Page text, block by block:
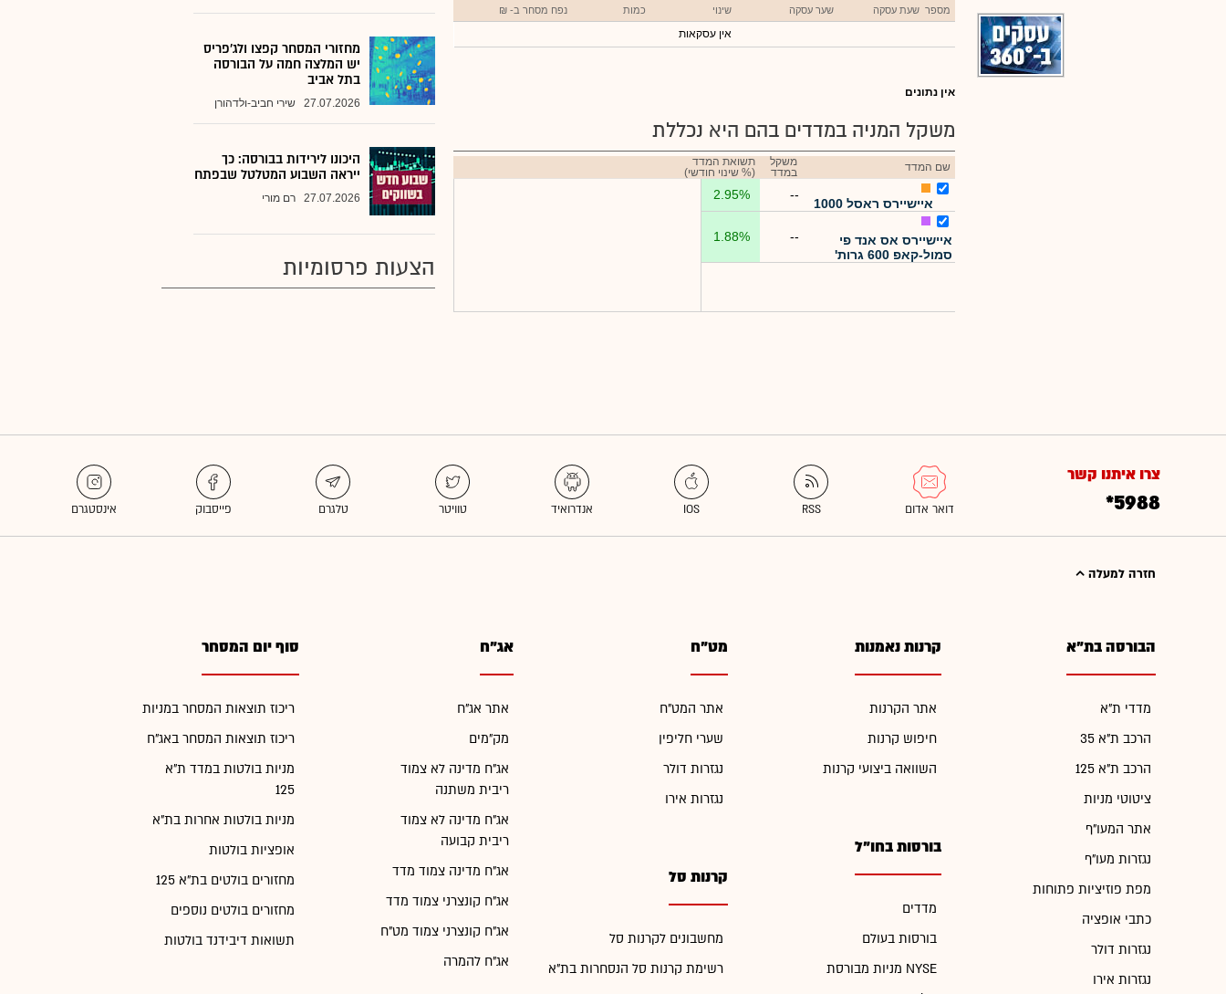
מספר שעת עסקה שער עסקה שינוי כמות נפח מסחר ב- ₪
אין עסקאות
אין נתונים
משקל המניה במדדים בהם היא נכללת
שם המדד
משקל
במדד
תשואת המדד
(% שינוי חודשי)
איישיירס ראסל 1000
--
2.95%
איישיירס אס אנד פי
סמול-קאפ 600 גרות'
--
1.88%
מחזורי המסחר קפצו ולג'פריס
יש המלצה חמה על הבורסה
בתל אביב
27.07.2026 שירי חביב-ולדהורן
היכונו לירידות בבורסה: כך
ייראה השבוע המטלטל שבפתח
27.07.2026 רם מורי
הצעות פרסומיות
צרו איתנו קשר
*5988
חזרה למעלה
הבורסה בת"א
מדדי ת"א
הרכב ת"א 35
הרכב ת"א 125
ציטוטי מניות
אתר המעו"ף
נגזרות מעו"ף
מפת פוזיציות פתוחות
כתבי אופציה
נגזרות דולר
נגזרות אירו
קרנות נאמנות
אתר הקרנות
חיפוש קרנות
השוואה ביצועי קרנות
בורסות בחו"ל
מדדים
בורסות בעולם
מניות מבורסת NYSE
מט"ח
אתר המט"ח
שערי חליפין
נגזרות דולר
נגזרות אירו
קרנות סל
מחשבונים לקרנות סל
רשימת קרנות סל הנסחרות בת"א
אג"ח
אתר אג"ח
מק"מים
אג"ח מדינה לא צמוד
ריבית משתנה
אג"ח מדינה לא צמוד
ריבית קבועה
אג"ח מדינה צמוד מדד
אג"ח קונצרני צמוד מדד
אג"ח קונצרני צמוד מט"ח
אג"ח להמרה
סוף יום המסחר
ריכוז תוצאות המסחר במניות
ריכוז תוצאות המסחר באג"ח
מניות בולטות במדד ת"א
125
מניות בולטות אחרות בת"א
אופציות בולטות
מחזורים בולטים בת"א 125
מחזורים בולטים נוספים
תשואות דיבידנד בולטות